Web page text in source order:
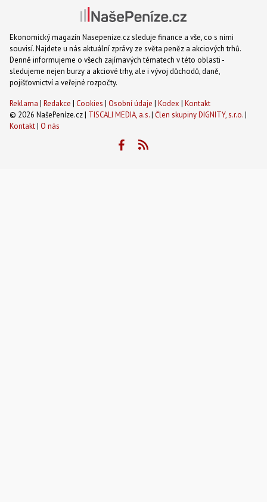
Ekonomický magazín Nasepenize.cz sleduje finance a vše, co s nimi
souvisí. Najdete u nás aktuální zprávy ze světa peněz a akciových trhů.
Denně informujeme o všech zajímavých tématech v této oblasti -
sledujeme nejen burzy a akciové trhy, ale i vývoj důchodů, daně,
pojišťovnictví a veřejné rozpočty.
Reklama | Redakce | Cookies | Osobní údaje | Kodex | Kontakt
© 2026 NašePeníze.cz | TISCALI MEDIA, a.s.| Člen skupiny DIGNITY, s.r.o.|
Kontakt| O nás